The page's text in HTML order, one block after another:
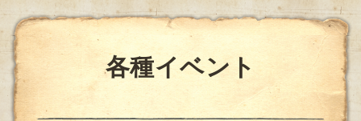
各種イベント